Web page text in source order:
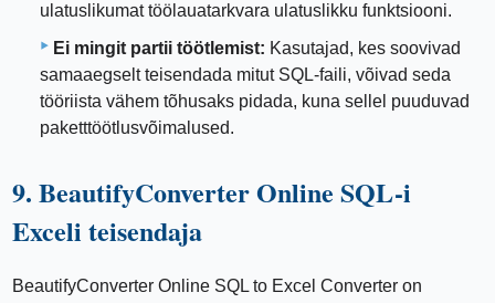
ulatuslikumat töölauatarkvara ulatuslikku funktsiooni.
Ei mingit partii töötlemist: Kasutajad, kes soovivad
samaaegselt teisendada mitut SQL-faili, võivad seda
tööriista vähem tõhusaks pidada, kuna sellel puuduvad
paketttöötlusvõimalused.
9. BeautifyConverter Online SQL-i
Exceli teisendaja
BeautifyConverter Online SQL to Excel Converter on